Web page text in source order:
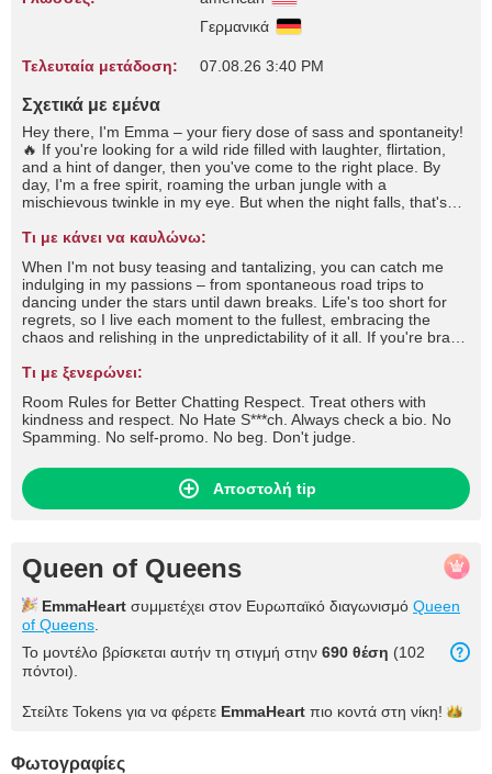
Γερμανικά
Τελευταία μετάδοση: 07.08.26 3:40 PM
Σχετικά με εμένα
Hey there, I'm Emma – your fiery dose of sass and spontaneity!
🔥 If you're looking for a wild ride filled with laughter, flirtation,
and a hint of danger, then you've come to the right place. By
day, I'm a free spirit, roaming the urban jungle with a
mischievous twinkle in my eye. But when the night falls, that's
party, stirring up trouble with a wicked grin and a quick wit that'll
whether it's flirting shamelessly across the bar or engaging in a
battle of wits that'll leave us both breathless. But don't mistake
my playful nature for shallowness; beneath the surface lies a
depth that few dare to explore.
Τι με κάνει να καυλώνω:
When I'm not busy teasing and tantalizing, you can catch me
indulging in my passions – from spontaneous road trips to
dancing under the stars until dawn breaks. Life's too short for
regrets, so I live each moment to the fullest, embracing the
chaos and relishing in the unpredictability of it all. If you're brave
banter with wit of your own, then let's see where this electrifying
day is an adventure worth savoring. 💋 #tease #flirt #seduce
#roleplay #dirtytalk #foot #footfetish #footjob #stockings #nylons
#fishnets #highheels #lingerie #cameltoe #fetish #joi #cfnm #cbt
Τι με ξενερώνει:
Room Rules for Better Chatting Respect. Treat others with
kindness and respect. No Hate S***ch. Always check a bio. No
Spamming. No self-promo. No beg. Don't judge.
Αποστολή tip
Queen of Queens
EmmaHeart συμμετέχει στον Ευρωπαϊκό διαγωνισμό Queen
of Queens
Το μοντέλο βρίσκεται αυτήν τη στιγμή στην 690 θέση (102
πόντοι).
Στείλτε Tokens για να φέρετε EmmaHeart πιο κοντά στη νίκη!
Φωτογραφίες